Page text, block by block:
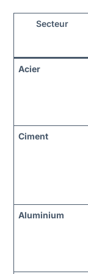
Secteur
Acier
Ciment
Aluminium